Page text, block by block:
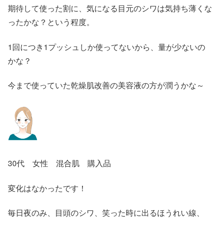
期待して使った割に、気になる目元のシワは気持ち薄くな
ったかな？という程度。
1回につき1プッシュしか使ってないから、量が少ないの
かな？
今まで使っていた乾燥肌改善の美容液の方が潤うかな～
30代 女性 混合肌 購入品
変化はなかったです！
毎日夜のみ、目頭のシワ、笑った時に出るほうれい線、